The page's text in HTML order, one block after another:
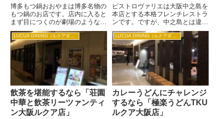
博多もつ鍋おおやまは博多名物の
もつ鍋のお店です。店内に入ると
まず目につくのが劇場のようなゴ
ージャスな照明、モダンな大人の
落ち着いた空間が広がります。店
内はボックス席や個室席もあり、
改まった席にも使えますね。 名
物のもつ鍋特にスープが自慢
で、...
ビストロヴァリエは大阪中之島を
本店とする本格フレンチレストラ
ンです。ですが、中之島とは違っ
てよりカジュアルにフレンチが楽
しめるようリーズナブルなコース
があるところがポイントです。ビ
ストロヴァリエの高井シェフはレ
ストラン口コミサイトでも評価
の...
LUCUA DINING（ルクアダイニング）
飲茶を堪能するなら「荘園
中華と飲茶リーツァンティ
ン大阪ルクア店」
LUCUA DINING（ルクアダイニング）
カレーうどんにチャレンジ
するなら「極楽うどんTKU
ルクア大阪店」